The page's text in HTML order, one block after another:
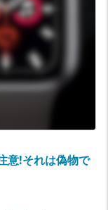
意!それは偽物で